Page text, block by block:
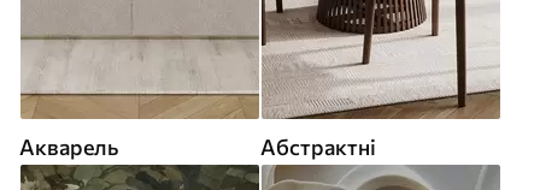
Акварель Абстрактні